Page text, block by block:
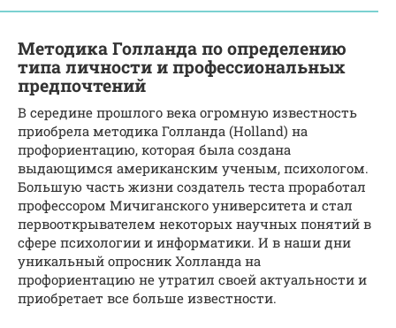
Методика Голланда по определению
типа личности и профессиональных
предпочтений
В середине прошлого века огромную известность
приобрела методика Голланда (Holland) на
профориентацию, которая была создана
выдающимся американским ученым, психологом.
Большую часть жизни создатель теста проработал
профессором Мичиганского университета и стал
первооткрывателем некоторых научных понятий в
сфере психологии и информатики. И в наши дни
уникальный опросник Холланда на
профориентацию не утратил своей актуальности и
приобретает все больше известности.